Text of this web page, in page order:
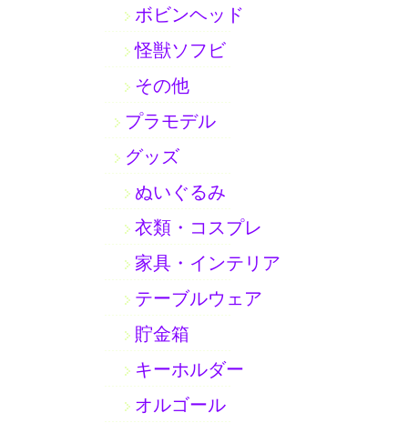
ボビンヘッド
怪獣ソフビ
その他
プラモデル
グッズ
ぬいぐるみ
衣類・コスプレ
家具・インテリア
テーブルウェア
貯金箱
キーホルダー
オルゴール